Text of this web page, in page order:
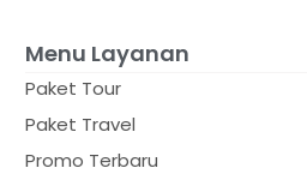
Menu Layanan
Paket Tour
Paket Travel
Promo Terbaru